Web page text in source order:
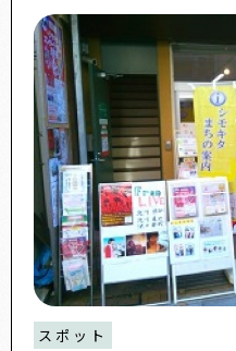
スポット